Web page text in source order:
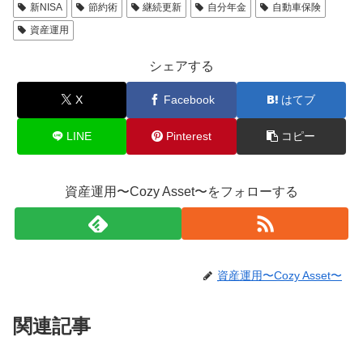
新NISA
節約術 継続更新 自分年金
自動車保険
資産運用
シェアする
X Facebook はてブ
LINE Pinterest コピー
資産運用〜Cozy Asset〜をフォローする
資産運用〜Cozy Asset〜
関連記事